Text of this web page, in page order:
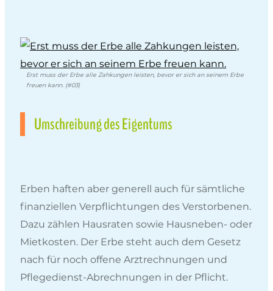
Erst muss der Erbe alle Zahkungen leisten, bevor er sich an seinem Erbe
freuen kann. (#03)
Umschreibung des Eigentums
Erben haften aber generell auch für sämtliche
finanziellen Verpflichtungen des Verstorbenen.
Dazu zählen Hausraten sowie Hausneben- oder
Mietkosten. Der Erbe steht auch dem Gesetz
nach für noch offene Arztrechnungen und
Pflegedienst-Abrechnungen in der Pflicht.